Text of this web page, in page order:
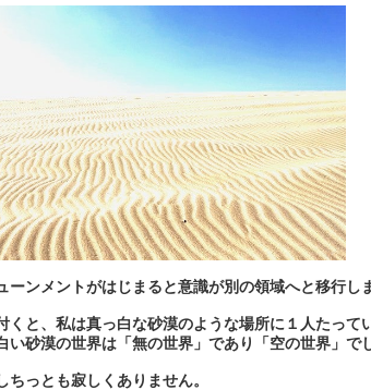
ーンメントがはじまると意識が別の領域へと移行し
くと、私は真っ白な砂漠のような場所に１人たって
い砂漠の世界は「無の世界」であり「空の世界」で
ちっとも寂しくありません。